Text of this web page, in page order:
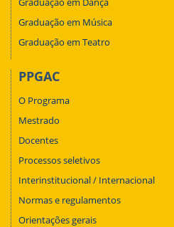
Graduação em Música
Graduação em Teatro
PPGAC
O Programa
Mestrado
Docentes
Processos seletivos
Interinstitucional / Internacional
Normas e regulamentos
Orientações gerais